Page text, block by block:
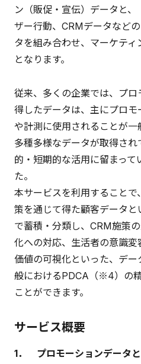
ン（販促・宣伝）データと
ザー行動、CRMデータなど
タを組み合わせ、マーケテ
となります。
従来、多くの企業では、プ
得したデータは、主にプロ
や計測に使用されることが
多種多様なデータが取得さ
的・短期的な活用に留まっ
た。
本サービスを利用すること
策を通じて得た顧客データ
で蓄積・分類し、CRM施策
化への対応、生活者の意識
価値の可視化といった、デ
般におけるPDCA（※4）の
ことができます。
サービス概要
1． プロモーションデータ